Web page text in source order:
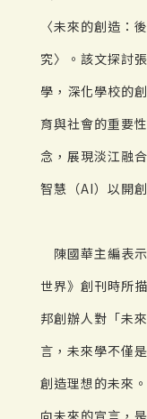
〈未來的創造：
究〉。該文探討
學，深化學校的
育與社會的重要
念，展現淡江融
智慧（AI）以開
陳國華主編表
世界》創刊時所
邦創辦人對「未
言，未來學不僅
創造理想的未來
向未來的宣言，